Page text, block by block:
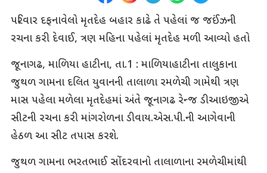
પરિવાર દફનાવેલો મૃતદેહ બહાર કાઢે તે પહેલાં જ જઈંઝની
રચના કરી દેવાઈ, ત્રણ મહિના પહેલાં મૃતદેહ મળી આવ્યો હતો
જૂનાગઢ, માળિયા હાટીના, તા.1 : માળિયાહાટીના તાલુકાના
જુથળ ગામના દલિત યુવાનની તાલાળા રમળેચી ગામેથી ત્રણ
માસ પહેલા મળેલા મૃતદેહમાં અંતે જૂનાગઢ રેન્જ ડીઆઇજીએ
સીટની રચના કરી માંગરોળના ડીવાય.એસ.પી.ની આગેવાની
હેઠળ આ સીટ તપાસ કરશે.
જુથળ ગામના ભરતભાઈ સોંદરવાનો તાલાળાના રમળેચીમાંથી